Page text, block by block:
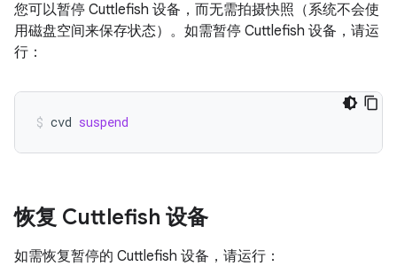
您可以暂停 Cuttlefish 设备，而无需拍摄快照（系统不会使
用磁盘空间来保存状态）。如需暂停 Cuttlefish 设备，请运
行：
cvd suspend
恢复 Cuttlefish 设备
如需恢复暂停的 Cuttlefish 设备，请运行：